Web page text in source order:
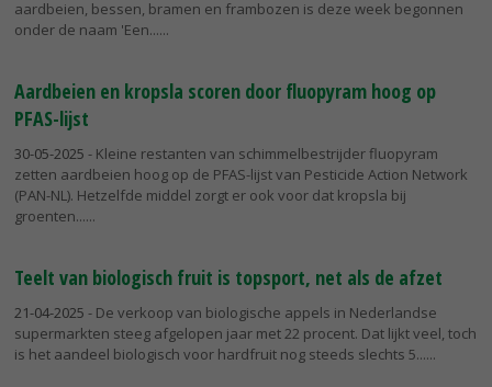
aardbeien, bessen, bramen en frambozen is deze week begonnen
onder de naam 'Een...
Aardbeien en kropsla scoren door fluopyram hoog op
PFAS-lijst
30-05-2025 - Kleine restanten van schimmelbestrijder fluopyram
zetten aardbeien hoog op de PFAS-lijst van Pesticide Action Network
(PAN-NL). Hetzelfde middel zorgt er ook voor dat kropsla bij
groenten...
Teelt van biologisch fruit is topsport, net als de afzet
21-04-2025 - De verkoop van biologische appels in Nederlandse
supermarkten steeg afgelopen jaar met 22 procent. Dat lijkt veel, toch
is het aandeel biologisch voor hardfruit nog steeds slechts 5...